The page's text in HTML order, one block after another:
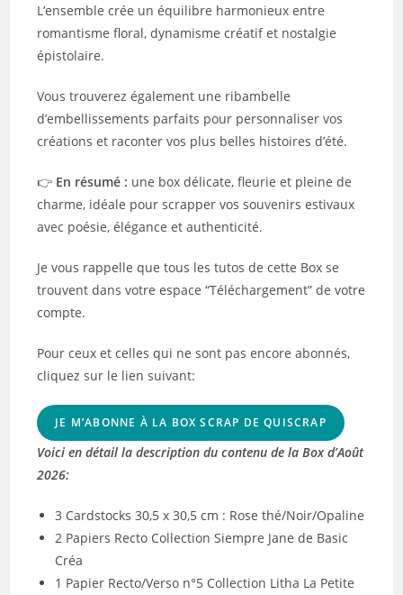
L’ensemble crée un équilibre harmonieux entre
romantisme floral, dynamisme créatif et nostalgie
épistolaire.
Vous trouverez également une ribambelle
d’embellissements parfaits pour personnaliser vos
créations et raconter vos plus belles histoires d’été.
👉 En résumé : une box délicate, fleurie et pleine de
charme, idéale pour scrapper vos souvenirs estivaux
avec poésie, élégance et authenticité.
Je vous rappelle que tous les tutos de cette Box se
trouvent dans votre espace “Téléchargement” de votre
compte.
Pour ceux et celles qui ne sont pas encore abonnés,
cliquez sur le lien suivant:
JE M’ABONNE À LA BOX SCRAP DE QUISCRAP
Voici en détail la description du contenu de la Box d’Août
2026:
3 Cardstocks 30,5 x 30,5 cm : Rose thé/Noir/Opaline
2 Papiers Recto Collection Siempre Jane de Basic
Créa
1 Papier Recto/Verso n°5 Collection Litha La Petite